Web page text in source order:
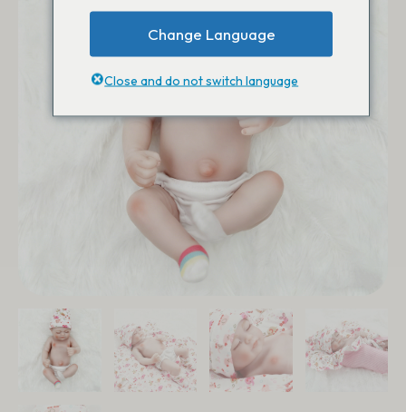
Change Language
Close and do not switch language